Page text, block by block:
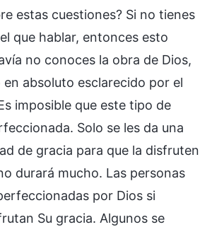
estas cuestiones? Si no tienes
que hablar, entonces esto
no conoces la obra de Dios,
en absoluto esclarecido por el
imposible que este tipo de
Solo se les da una
de gracia para que la disfruten
durará mucho. Las personas
por Dios si
Su gracia. Algunos se